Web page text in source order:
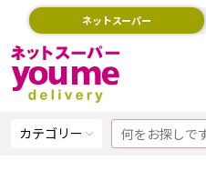
ネットスーパー
カテゴリー